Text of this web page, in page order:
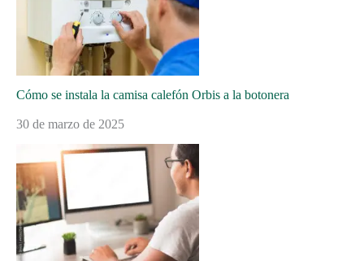
Cómo se instala la camisa calefón Orbis a la botonera
30 de marzo de 2025